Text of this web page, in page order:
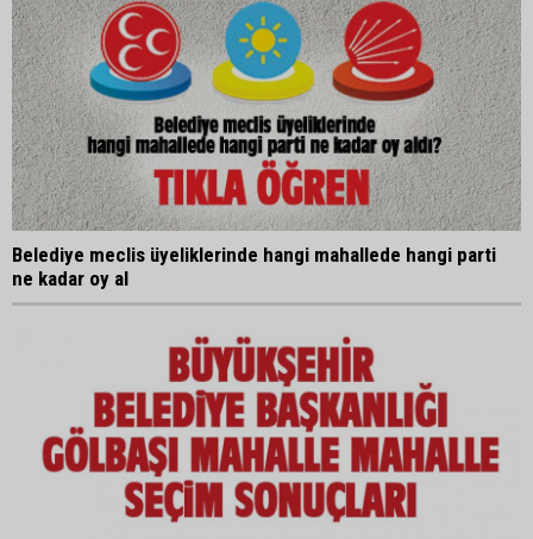
Belediye meclis üyeliklerinde hangi mahallede hangi parti
ne kadar oy al